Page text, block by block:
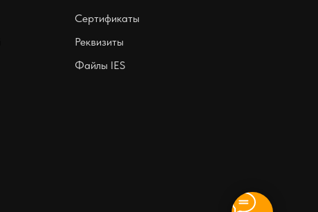
Сертификаты
Реквизиты
Файлы IES